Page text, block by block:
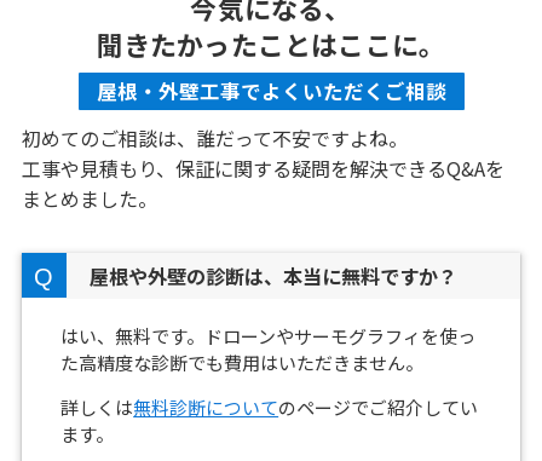
聞きたかったことはここに。
屋根・外壁工事でよくいただくご相談
初めてのご相談は、誰だって不安ですよね。
工事や見積もり、保証に関する疑問を解決できるQ&Aを
まとめました。
屋根や外壁の診断は、本当に無料ですか？
はい、無料です。ドローンやサーモグラフィを使っ
た高精度な診断でも費用はいただきません。
詳しくは無料診断についてのページでご紹介してい
ます。